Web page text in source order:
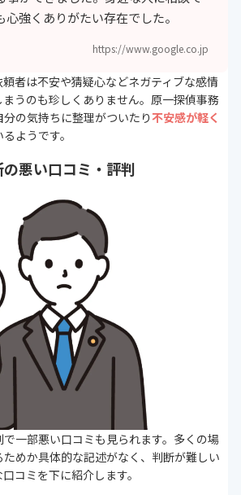
心強くありがたい存在でした。
https://www.google.co.jp
者は不安や猜疑心などネガティブな感情
うのも珍しくありません。原一探偵事務
の気持ちに整理がついたり不安感が軽く
ようです。
悪い口コミ・評判
一部悪い口コミも見られます。多くの場
めか具体的な記述がなく、判断が難しい
コミを下に紹介します。